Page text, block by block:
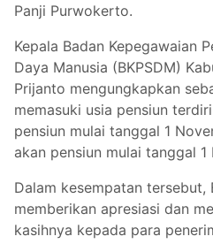
Panji Purwokerto.
Kepala Badan Kepegawaian
Daya Manusia (BKPSDM)
Prijanto mengungkapkan
memasuki usia pensiun
pensiun mulai tanggal 1
akan pensiun mulai tanggal 1
Dalam kesempatan tersebut,
memberikan apresiasi dan
kasihnya kepada para